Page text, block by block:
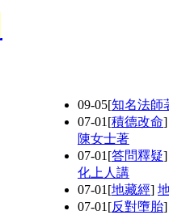
09-05[知名法師
07-01 [積德改命
陳女士著
07-01 [答問釋疑
化上人講
07-01 [地藏經]
07-01 [反對墮胎